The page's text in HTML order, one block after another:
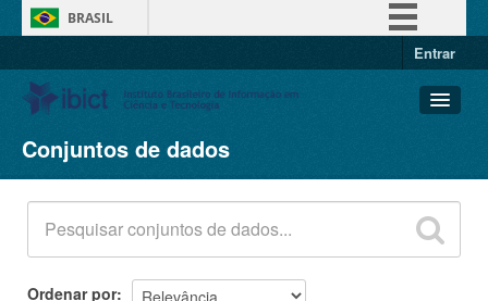
BRASIL
Entrar
Conjuntos de dados
Organizações
Grupos
Sobre
Conjuntos de dados
Ordenar por